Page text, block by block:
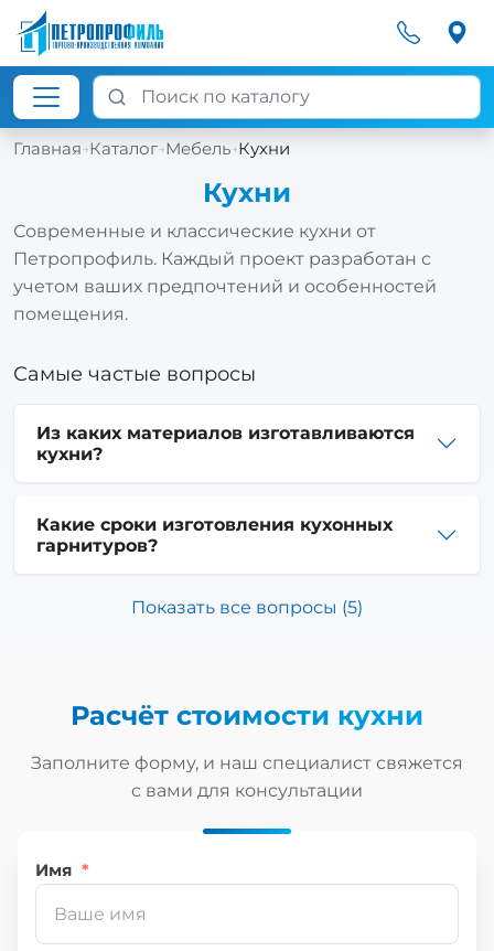
Главная→Каталог→Мебель→Кухни
Кухни
Современные и классические кухни от
Петропрофиль. Каждый проект разработан с
учетом ваших предпочтений и особенностей
помещения.
Самые частые вопросы
Из каких материалов изготавливаются
кухни?
Какие сроки изготовления кухонных
гарнитуров?
Показать все вопросы (5)
Расчёт стоимости кухни
Заполните форму, и наш специалист свяжется
с вами для консультации
Имя *